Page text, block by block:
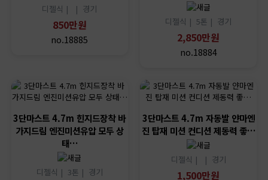
디젤식 | | 경기
850만원
no.18885
디젤식 |5톤 | 경기
2,850만원
no.18884
3단마스트 4.7m 힌지드장착 바
가지드림 엔진미션유압 모두 상
태…
디젤식 | 3톤 | 경기
3단마스트 4.7m 자동발 얀마엔
진 탑재 미션 컨디션 제동력 좋…
디젤식 | | 경기
1,500만원